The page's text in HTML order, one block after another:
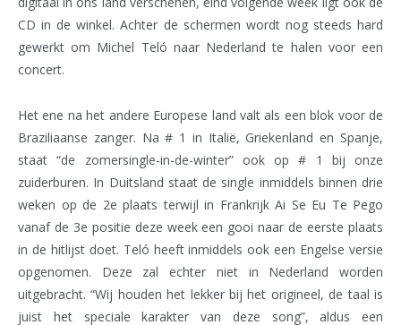
CD in de winkel. Achter de schermen wordt nog steeds hard
gewerkt om Michel Teló naar Nederland te halen voor een
concert.
Het ene na het andere Europese land valt als een blok voor de
Braziliaanse zanger. Na # 1 in Italië, Griekenland en Spanje,
staat “de zomersingle-in-de-winter” ook op # 1 bij onze
zuiderburen. In Duitsland staat de single inmiddels binnen drie
weken op de 2e plaats terwijl in Frankrijk Ai Se Eu Te Pego
vanaf de 3e positie deze week een gooi naar de eerste plaats
in de hitlijst doet. Teló heeft inmiddels ook een Engelse versie
opgenomen. Deze zal echter niet in Nederland worden
uitgebracht. “Wij houden het lekker bij het origineel, de taal is
juist het speciale karakter van deze song”, aldus een